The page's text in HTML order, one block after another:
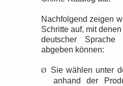
Nachfolgend zeigen
Schritte auf, mit
deutscher
abgeben können:
Ø
Sie wählen unter
anhand der